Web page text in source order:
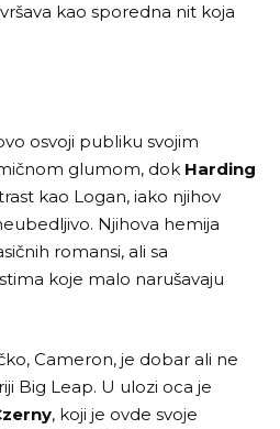
kao sporedna nit koja
osvoji publiku svojim
glumom, dok Harding
kao Logan, iako njihov
Njihova hemija
romansi, ali sa
koje malo narušavaju
Cameron, je dobar ali ne
Big Leap. U ulozi oca je
, koji je ovde svoje